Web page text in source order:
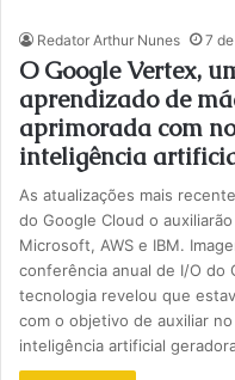
Redator Arthur Nunes 7
O Google Vertex,
aprendizado de
aprimorada com
inteligência
As atualizações mais
do Google Cloud o
Microsoft, AWS e IBM.
conferência anual de I/O do
tecnologia revelou que
com o objetivo de auxiliar
inteligência artificial